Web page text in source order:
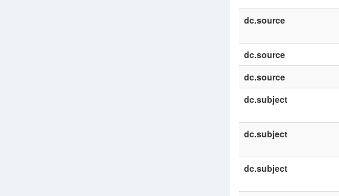
dc.source
dc.source
dc.source
dc.subject
dc.subject
dc.subject